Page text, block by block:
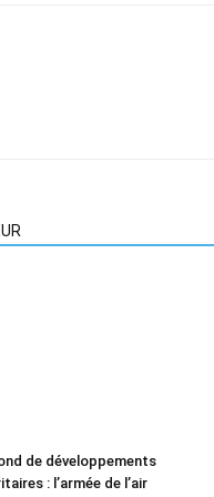
de développements
: l’armée de l’air